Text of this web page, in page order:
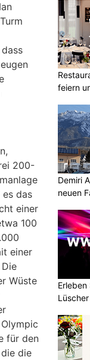
200-
das
einer
100
einer
Wüste
für den
die
feiern
Demiri
neuen
Erleben